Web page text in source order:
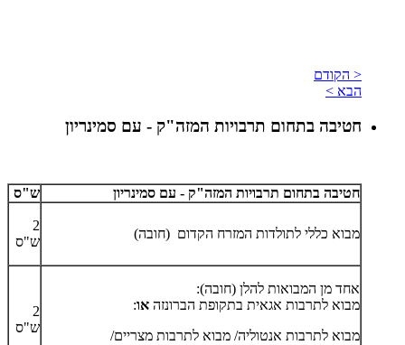
< הקודם
הבא >
חטיבה בתחום תרבויות המזה"ק - עם סמינריון
חטיבה בתחום תרבויות המזה"ק - עם סמינריון ש"ס
מבוא כללי לתולדות המזרח הקדום (חובה)
2
ש"ס
אחד מן המבואות להלן (חובה):
מבוא לתרבות אגאית בתקופת הברונזה או:
מבוא לתרבות אנטוליה/ מבוא לתרבות מצריים/
2
ש"ס